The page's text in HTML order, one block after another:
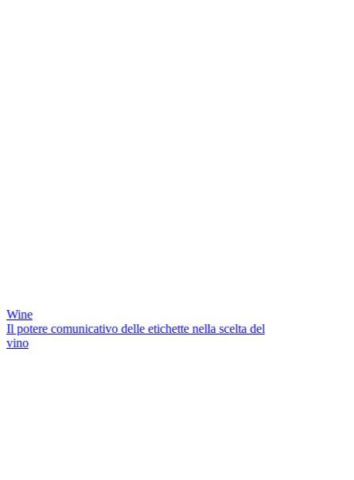
Wine
Il potere comunicativo delle etichette nella scelta del
vino